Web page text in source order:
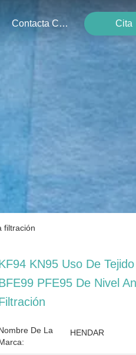
Contacta Con Nosotros Cita
filtración
KN95 Uso De
PFE95 De Nivel
De La
HENDAR